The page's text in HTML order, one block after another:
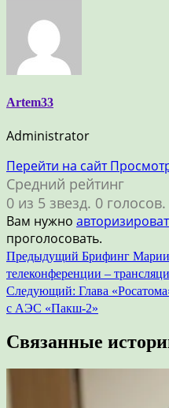
Artem33
Administrator
Перейти на сайт
Средний рейтинг
0 из 5 звезд. 0 голосов.
Вам нужно
проголосовать.
Навигация
по
записям
Предыдущий Брифинг
телеконференции –
Следующий: Глава
с АЭС «Пакш-2»
Связанные